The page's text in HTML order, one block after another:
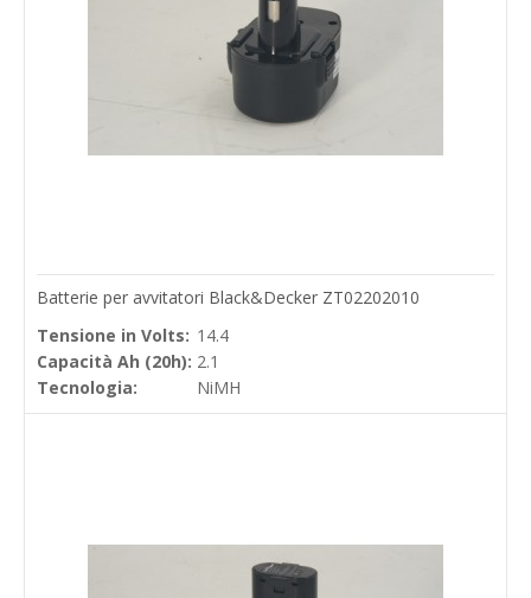
Batterie per avvitatori Black&Decker ZT02202010
Tensione in Volts: 14.4
Capacità Ah (20h): 2.1
Tecnologia:
NiMH